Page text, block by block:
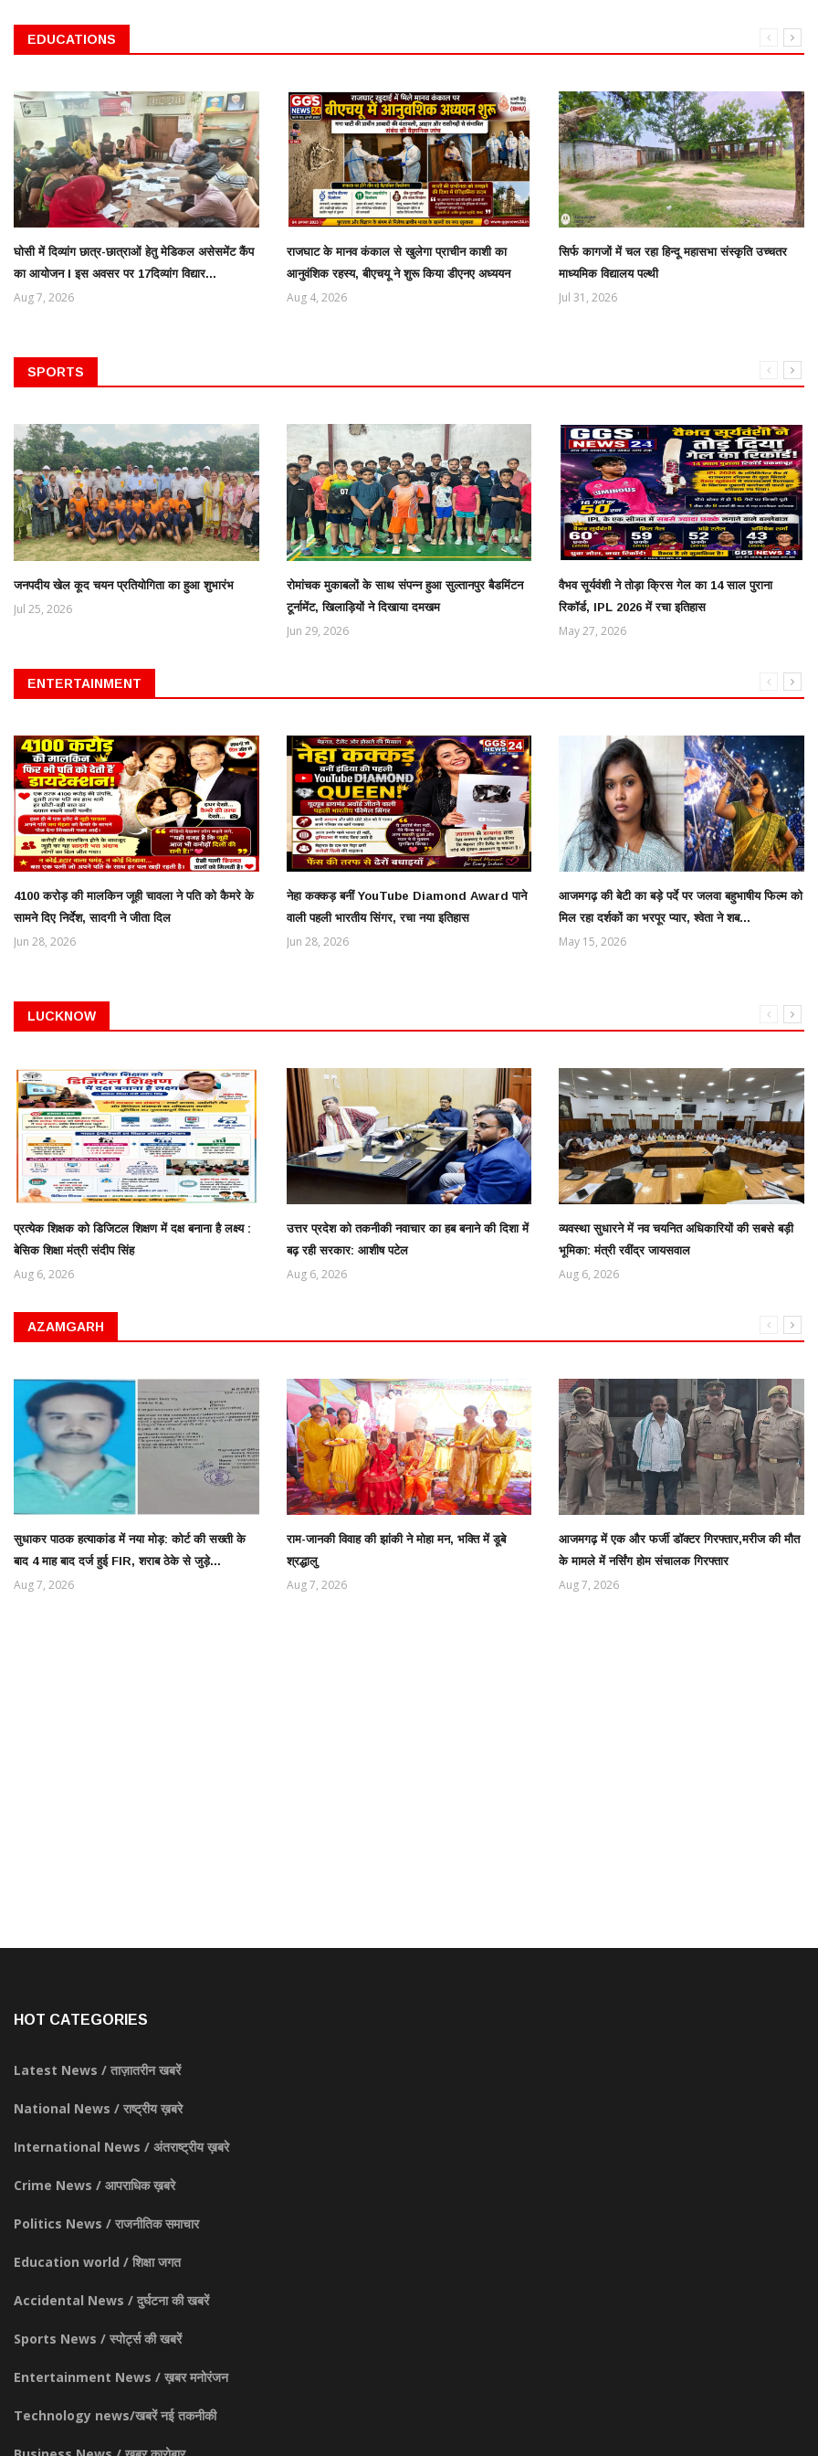
EDUCATIONS
घोसी में दिव्यांग छात्र-छात्राओं हेतु मेडिकल असेसमेंट कैंप
का आयोजन l इस अवसर पर 17दिव्यांग विद्यार...
Aug 7, 2026
राजघाट के मानव कंकाल से खुलेगा प्राचीन काशी का
आनुवंशिक रहस्य, बीएचयू ने शुरू किया डीएनए अध्ययन
Aug 4, 2026
सिर्फ कागजों में चल रहा हिन्दू महासभा संस्कृति उच्चतर
माध्यमिक विद्यालय पल्थी
Jul 31, 2026
SPORTS
जनपदीय खेल कूद चयन प्रतियोगिता का हुआ शुभारंभ
Jul 25, 2026
रोमांचक मुकाबलों के साथ संपन्न हुआ सुल्तानपुर बैडमिंटन
टूर्नामेंट, खिलाड़ियों ने दिखाया दमखम
Jun 29, 2026
वैभव सूर्यवंशी ने तोड़ा क्रिस गेल का 14 साल पुराना
रिकॉर्ड, IPL 2026 में रचा इतिहास
May 27, 2026
ENTERTAINMENT
4100 करोड़ की मालकिन जूही चावला ने पति को कैमरे के
सामने दिए निर्देश, सादगी ने जीता दिल
Jun 28, 2026
नेहा कक्कड़ बनीं YouTube Diamond Award पाने
वाली पहली भारतीय सिंगर, रचा नया इतिहास
Jun 28, 2026
आजमगढ़ की बेटी का बड़े पर्दे पर जलवा बहुभाषीय फिल्म को
मिल रहा दर्शकों का भरपूर प्यार, श्वेता ने शब...
May 15, 2026
LUCKNOW
प्रत्येक शिक्षक को डिजिटल शिक्षण में दक्ष बनाना है लक्ष्य :
बेसिक शिक्षा मंत्री संदीप सिंह
Aug 6, 2026
उत्तर प्रदेश को तकनीकी नवाचार का हब बनाने की दिशा में
बढ़ रही सरकार: आशीष पटेल
Aug 6, 2026
व्यवस्था सुधारने में नव चयनित अधिकारियों की सबसे बड़ी
भूमिका: मंत्री रवींद्र जायसवाल
Aug 6, 2026
AZAMGARH
सुधाकर पाठक हत्याकांड में नया मोड़: कोर्ट की सख्ती के
बाद 4 माह बाद दर्ज हुई FIR, शराब ठेके से जुड़े...
Aug 7, 2026
राम-जानकी विवाह की झांकी ने मोहा मन, भक्ति में डूबे
श्रद्धालु
Aug 7, 2026
आजमगढ़ में एक और फर्जी डॉक्टर गिरफ्तार,मरीज की मौत
के मामले में नर्सिंग होम संचालक गिरफ्तार
Aug 7, 2026
HOT CATEGORIES
Latest News / ताज़ातरीन खबरें
National News / राष्ट्रीय ख़बरे
International News / अंतराष्ट्रीय ख़बरे
Crime News / आपराधिक ख़बरे
Politics News / राजनीतिक समाचार
Education world / शिक्षा जगत
Accidental News / दुर्घटना की खबरें
Sports News / स्पोर्ट्स की खबरें
Entertainment News / ख़बर मनोरंजन
Technology news/खबरें नई तकनीकी